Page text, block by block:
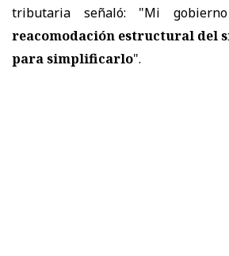
tributaria señaló: "Mi
reacomodación estructural del
para simplificarlo".